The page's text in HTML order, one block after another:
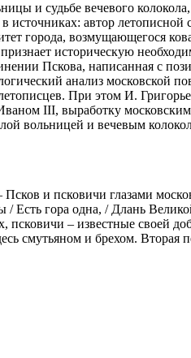
и судьбе вечевого
автор летописной
города, возмущающегося
историческую
Пскова, написанная с
анализ московской
При этом И.
III, выработку
вольницей и вечевым
и псковичи глазами
Есть гора одна, / Длань
– известные своей
смутьяном и брехом. Вторая